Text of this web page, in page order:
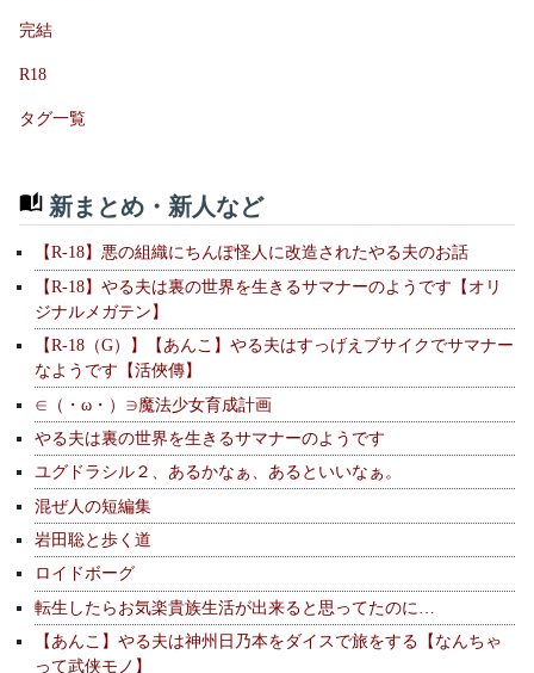
完結
R18
タグ一覧
新まとめ・新人など
【R-18】悪の組織にちんぽ怪人に改造されたやる夫のお話
【R-18】やる夫は裏の世界を生きるサマナーのようです【オリ
ジナルメガテン】
【R-18（G）】【あんこ】やる夫はすっげえブサイクでサマナー
なようです【活俠傳】
∈（・ω・）∋魔法少女育成計画
やる夫は裏の世界を生きるサマナーのようです
ユグドラシル２、あるかなぁ、あるといいなぁ。
混ぜ人の短編集
岩田聡と歩く道
ロイドボーグ
転生したらお気楽貴族生活が出来ると思ってたのに…
【あんこ】やる夫は神州日乃本をダイスで旅をする【なんちゃ
って武侠モノ】